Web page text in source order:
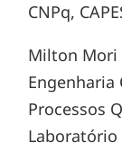
CNPq,
Milton Mori
Engenharia
Processos
Laboratório